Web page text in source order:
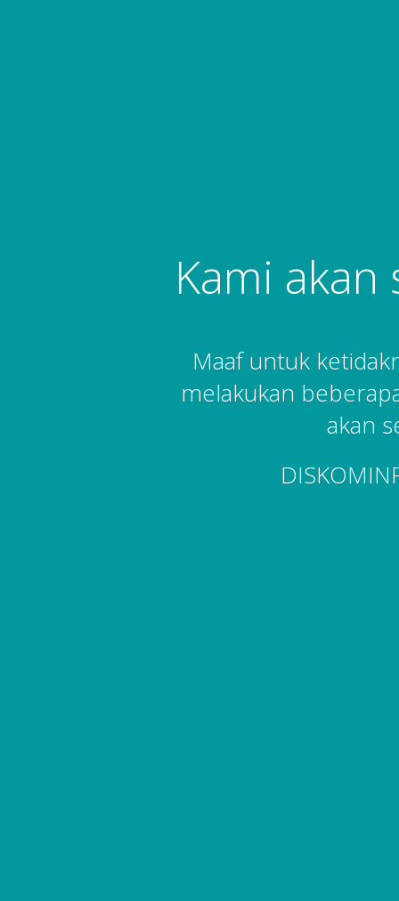
Kami akan
Maaf untuk
melakukan
akan